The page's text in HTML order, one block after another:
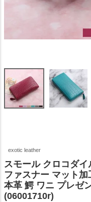
exotic leather
スモール クロコダ
ファスナー マット
本革 鰐 ワニ プレゼ
(06001710r)